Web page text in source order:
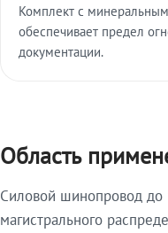
Комплект с
обеспечивает предел
документации.
Область
Силовой шинопровод до
магистрального